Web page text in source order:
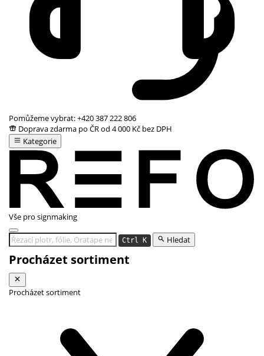
Pomůžeme vybrat:+420 387 222 806
Doprava zdarma po ČR od 4 000 Kč bez DPH
Kategorie
Vše pro signmaking
Ctrl K Hledat
Procházet sortiment
Procházet sortiment